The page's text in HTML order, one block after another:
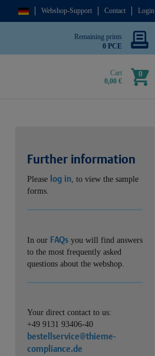
Webshop-Support Contact Login
Remaining prints
0 PCE
Cart
0,00 €
0
Further information
Please log in, to view the sample
forms.
In our FAQs you will find answers
to the most frequently asked
questions about the webshop.
Your direct contact to us:
+49 9131 93406-40
bestellservice@thieme-
compliance.de